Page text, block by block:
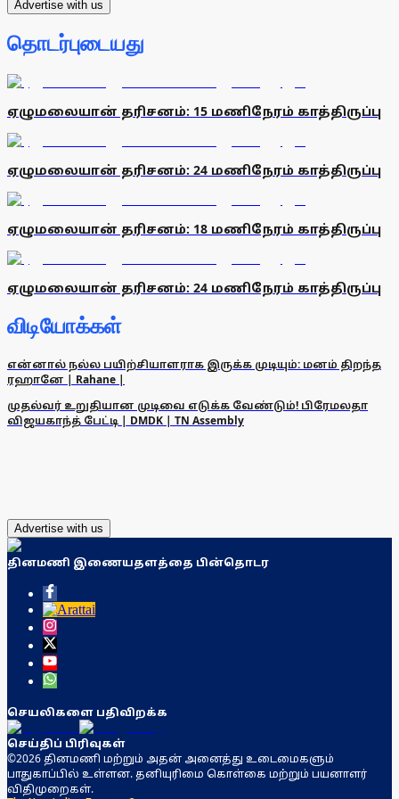
Advertise with us
தொடர்புடையது
ஏழுமலையான் தரிசனம்: 15 மணிநேரம் காத்திருப்பு
ஏழுமலையான் தரிசனம்: 24 மணிநேரம் காத்திருப்பு
ஏழுமலையான் தரிசனம்: 18 மணிநேரம் காத்திருப்பு
ஏழுமலையான் தரிசனம்: 24 மணிநேரம் காத்திருப்பு
விடியோக்கள்
என்னால் நல்ல பயிற்சியாளராக இருக்க முடியும்: மனம் திறந்த
ரஹானே | Rahane |
முதல்வர் உறுதியான முடிவை எடுக்க வேண்டும்! பிரேமலதா
விஜயகாந்த் பேட்டி | DMDK | TN Assembly
Advertise with us
தினமணி இணையதளத்தை பின்தொடர
செயலிகளை பதிவிறக்க
செய்திப் பிரிவுகள்
©2026 தினமணி மற்றும் அதன் அனைத்து உடைமைகளும்
பாதுகாப்பில் உள்ளன. தனியுரிமை கொள்கை மற்றும் பயனாளர்
விதிமுறைகள்.